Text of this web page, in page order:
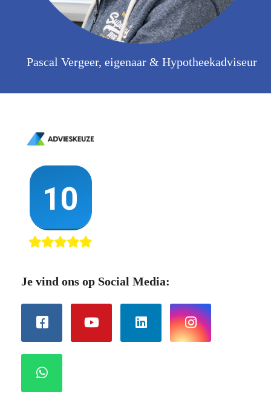
Pascal Vergeer, eigenaar & Hypotheekadviseur
Je vind ons op Social Media: